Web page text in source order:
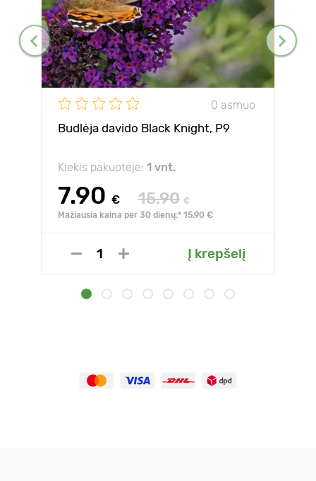
0 asmuo
Budlėja davido Black Knight, P9
Kiekis pakuotėje: 1 vnt.
7.90 € 15.90 €
Mažiausia kaina per 30 dienų:* 15.90 €
Į krepšelį